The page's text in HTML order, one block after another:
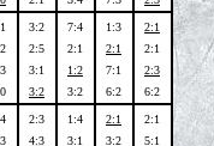
3:2
2:5
3:1
3:2
7:4
2:1
1:2
3:2
1:3
2:1
7:1
6:2
2:1
2:1
2:3
6:2
2:3
4:3
1:4
3:1
2:1
3:2
2:1
5:1